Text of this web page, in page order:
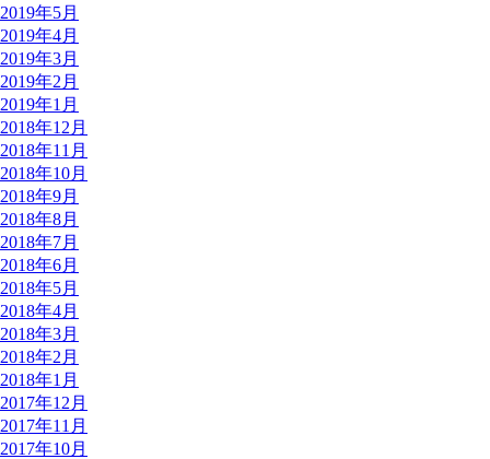
2019年5月
2019年4月
2019年3月
2019年2月
2019年1月
2018年12月
2018年11月
2018年10月
2018年9月
2018年8月
2018年7月
2018年6月
2018年5月
2018年4月
2018年3月
2018年2月
2018年1月
2017年12月
2017年11月
2017年10月